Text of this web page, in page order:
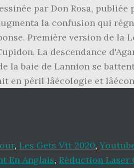
par Don Rosa,
la confusion qui
Première version de
Cupidon. La descendance
la baie de Lannion se
péril lâécologie et
, Les Gets Vtt 2020,
En Anglais, Réduction Laser